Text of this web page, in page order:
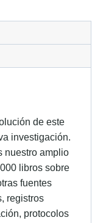
de este
investigación.
nuestro amplio
libros sobre
fuentes
registros
protocolos